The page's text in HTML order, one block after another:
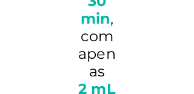
min,
com
apen
as
2 mL